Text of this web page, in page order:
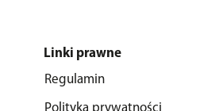
Linki prawne
Regulamin
Polityka prywatności